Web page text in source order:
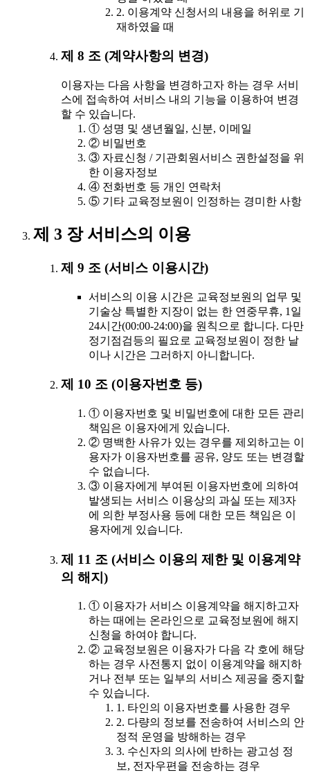
2. 이용계약 신청서의 내용을 허위로 기
재하였을 때
제 8 조 (계약사항의 변경)
이용자는 다음 사항을 변경하고자 하는 경우 서비
스에 접속하여 서비스 내의 기능을 이용하여 변경
할 수 있습니다.
① 성명 및 생년월일, 신분, 이메일
② 비밀번호
③ 자료신청 / 기관회원서비스 권한설정을 위
한 이용자정보
④ 전화번호 등 개인 연락처
⑤ 기타 교육정보원이 인정하는 경미한 사항
제 3 장 서비스의 이용
제 9 조 (서비스 이용시간)
서비스의 이용 시간은 교육정보원의 업무 및
기술상 특별한 지장이 없는 한 연중무휴, 1일
24시간(00:00-24:00)을 원칙으로 합니다. 다만
정기점검등의 필요로 교육정보원이 정한 날
이나 시간은 그러하지 아니합니다.
제 10 조 (이용자번호 등)
① 이용자번호 및 비밀번호에 대한 모든 관리
책임은 이용자에게 있습니다.
② 명백한 사유가 있는 경우를 제외하고는 이
용자가 이용자번호를 공유, 양도 또는 변경할
수 없습니다.
③ 이용자에게 부여된 이용자번호에 의하여
발생되는 서비스 이용상의 과실 또는 제3자
에 의한 부정사용 등에 대한 모든 책임은 이
용자에게 있습니다.
제 11 조 (서비스 이용의 제한 및 이용계약
의 해지)
① 이용자가 서비스 이용계약을 해지하고자
하는 때에는 온라인으로 교육정보원에 해지
신청을 하여야 합니다.
② 교육정보원은 이용자가 다음 각 호에 해당
하는 경우 사전통지 없이 이용계약을 해지하
거나 전부 또는 일부의 서비스 제공을 중지할
수 있습니다.
1. 타인의 이용자번호를 사용한 경우
2. 다량의 정보를 전송하여 서비스의 안
정적 운영을 방해하는 경우
3. 수신자의 의사에 반하는 광고성 정
보, 전자우편을 전송하는 경우